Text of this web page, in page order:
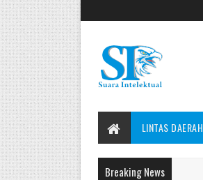
LINTAS DAERAH
Breaking News